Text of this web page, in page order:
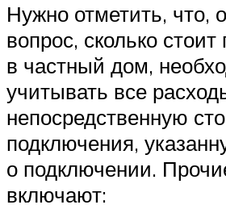
Нужно отметить, что,
вопрос, сколько стоит
в частный дом,
учитывать все
непосредственную
подключения,
о подключении.
включают: